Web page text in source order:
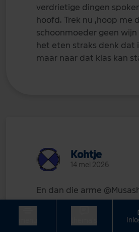
verdrietige dingen
hoofd. Trek nu ,hoop me
schoonmoeder geen
het eten straks denk dat
maar naar dat klas kan
Kohtje
14 mei 2026
En dan die arme
kan ik me zo goed
nog, ik zit er momenteel